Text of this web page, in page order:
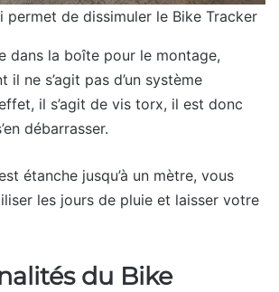
permet de dissimuler le Bike Tracker
dans la boîte pour le montage,
il ne s’agit pas d’un système
il s’agit de vis torx, il est donc
débarrasser.
étanche jusqu’à un mètre, vous
les jours de pluie et laisser votre
du Bike